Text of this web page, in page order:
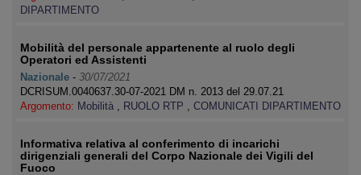
DIPARTIMENTO
Mobilità del personale appartenente al ruolo degli
Operatori ed Assistenti
Nazionale - 30/07/2021
DCRISUM.0040637.30-07-2021 DM n. 2013 del 29.07.21
Argomento: Mobilità , RUOLO RTP , COMUNICATI DIPARTIMENTO
Informativa relativa al conferimento di incarichi
dirigenziali generali del Corpo Nazionale dei Vigili del
Fuoco